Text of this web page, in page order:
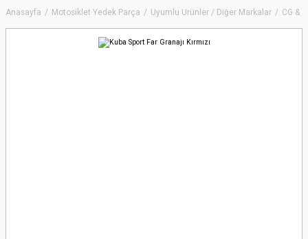
Anasayfa Motosiklet Yedek Parça Uyumlu Ürünler / Diğer Markalar CG &